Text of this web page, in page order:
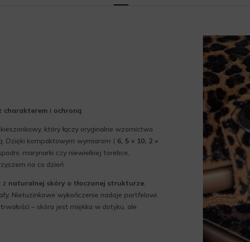
charakterem i ochroną
który łączy oryginalne wzornictwo
Dzięki kompaktowym wymiarom ( 6, 5 × 10, 2 ×
marynarki czy niewielkiej torebce,
na co dzień.
z naturalnej skóry o tłoczonej strukturze,
Nietuzinkowe wykończenie nadaje portfelowi
– skóra jest miękka w dotyku, ale